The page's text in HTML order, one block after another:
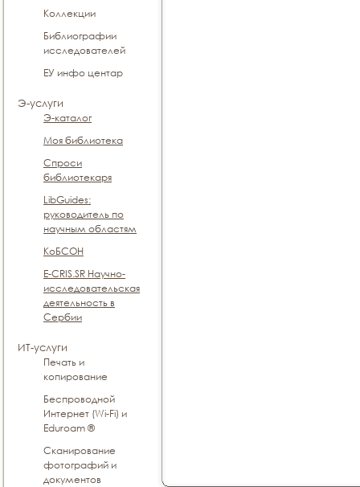
Коллекции
Библиографии
исследователей
ЕУ инфо центар
Э-услуги
Э-каталог
Моя библиотека
Спроси
библиотекаря
LibGuides:
руководитель по
научным областям
КоБСОН
E-CRIS.SR Научно-
исследовательская
деятельность в
Сербии
ИТ-услуги
Печать и
копирование
Беспроводной
Интернет (Wi-Fi) и
Eduroam ®
Сканирование
фотографий и
документов